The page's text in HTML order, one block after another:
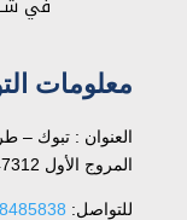
في
معلومات
العنوان : تبوك –
المروج الأول 47312 – 8937 – 3469
للتواصل: ⁦